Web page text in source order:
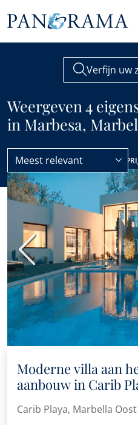
Verfijn uw
Weergeven 4
in Marbesa,
Meest relevant
NIEUWBOUW BESTE
Vorige
Moderne villa aan
aanbouw in Carib
Carib Playa, Marbella Oost